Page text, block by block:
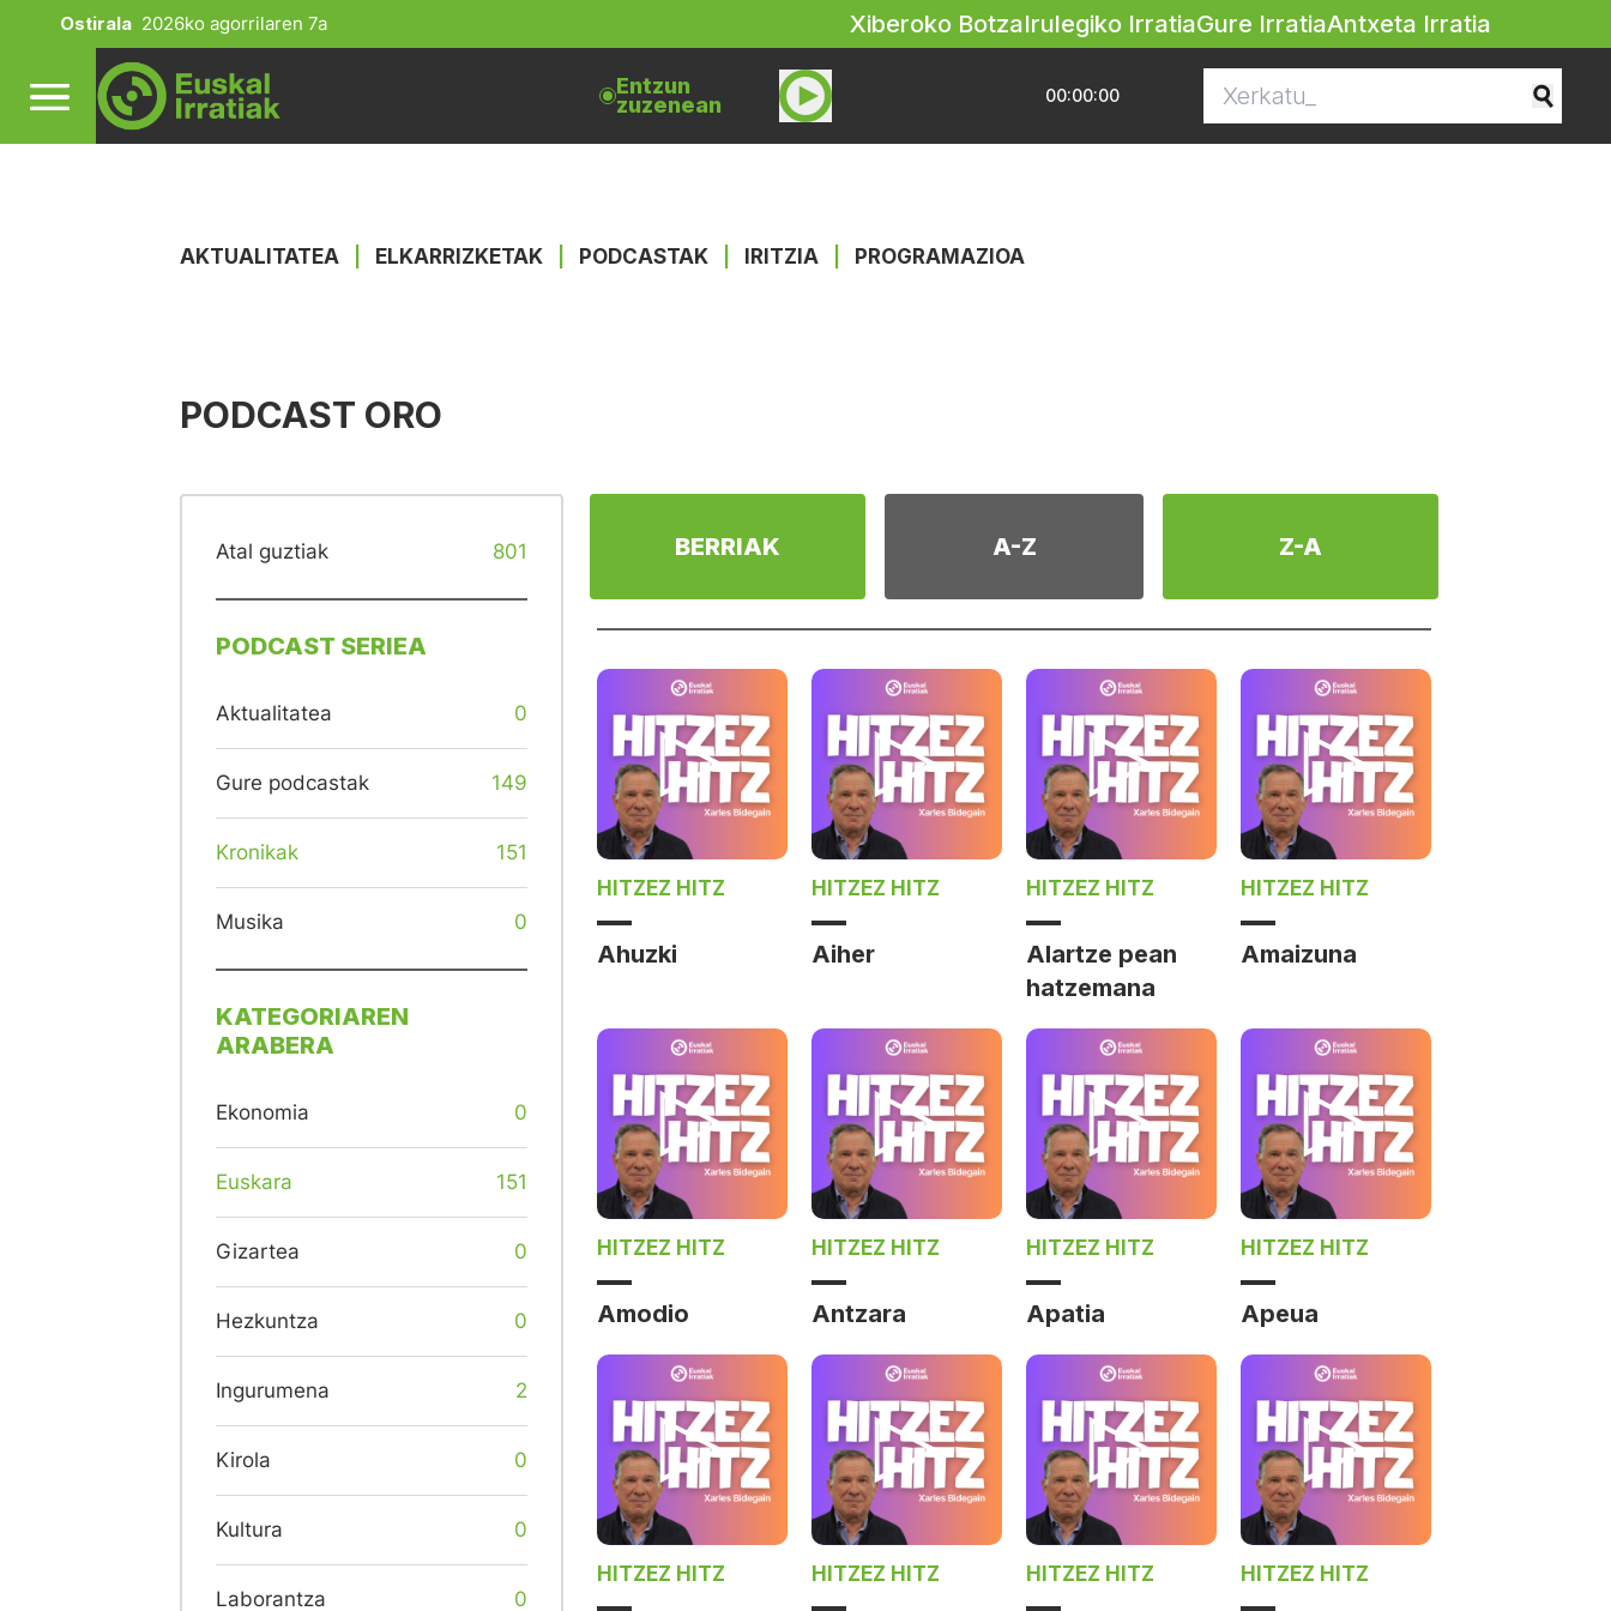
Ostirala 2026ko agorrilaren 7a Xiberoko BotzaIrulegiko IrratiaGure IrratiaAntxeta Irratia
Entzun
zuzenean 00:00:00
AKTUALITATEA ELKARRIZKETAK PODCASTAK IRITZIA PROGRAMAZIOA
PODCAST ORO
Atal guztiak 801
PODCAST SERIEA
Aktualitatea 0
Gure podcastak 149
Kronikak 151
Musika 0
KATEGORIAREN
ARABERA
Ekonomia 0
Euskara 151
Gizartea 0
Hezkuntza 0
Ingurumena 2
Kirola 0
Kultura 0
Laborantza 0
BERRIAK A-Z Z-A
HITZEZ HITZ
Ahuzki
HITZEZ HITZ
Aiher
HITZEZ HITZ
Alartze pean
hatzemana
HITZEZ HITZ
Amaizuna
HITZEZ HITZ
Amodio
HITZEZ HITZ
Antzara
HITZEZ HITZ
Apatia
HITZEZ HITZ
Apeua
HITZEZ HITZ HITZEZ HITZ HITZEZ HITZ HITZEZ HITZ